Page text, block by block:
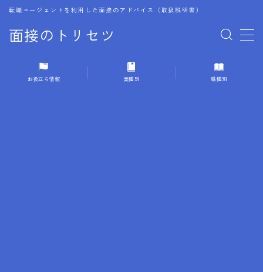
面接のトリセツ
転職エージェントを利用した面接のアドバイス（取扱説明書）
MENU
1.成功する面接戦略
お役立ち情報 業種別 職種別